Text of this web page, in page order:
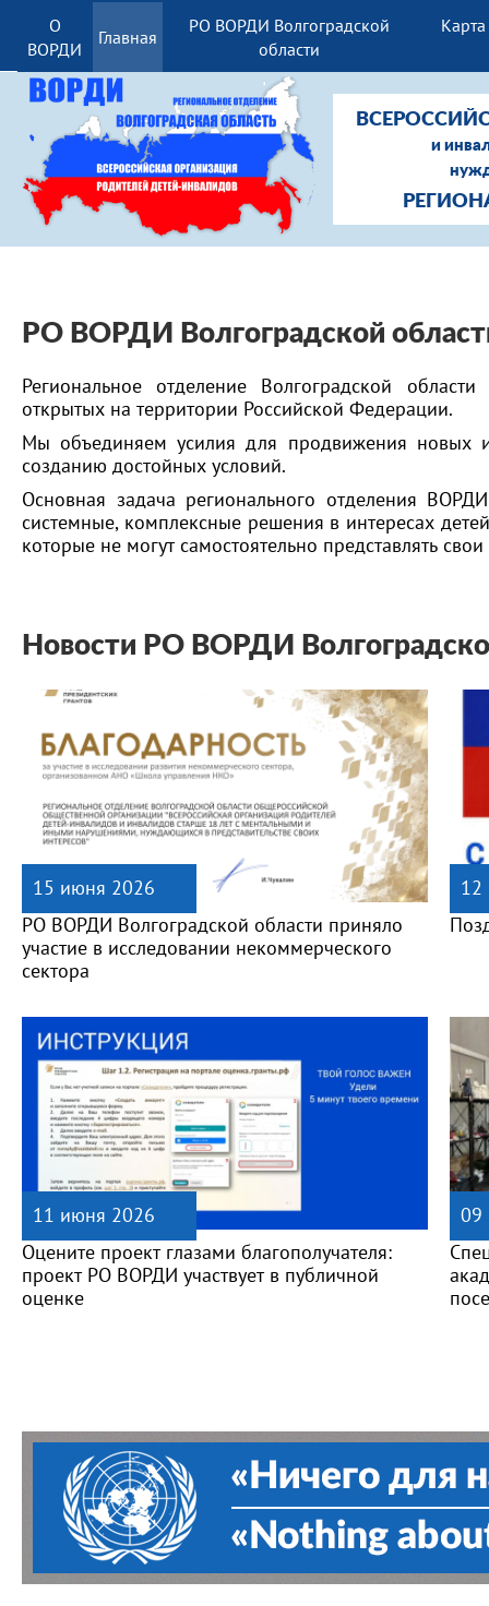
и
О
ВОРДИ
Главная
РО ВОРДИ Волгоградской
области
РО ВОРДИ Волгоградской о
Региональное отделение Волгоградской
открытых на территории Российской Федерации.
Мы объединяем усилия для продвижения новых
созданию достойных условий.
Основная задача регионального отделения
системные, комплексные решения в интересах
которые не могут самостоятельно представлять
Новости РО ВОРДИ
РО ВОРДИ Волгоградской области приняло
участие в исследовании некоммерческого
сектора
15 июня 2026
12
Оцените проект глазами благополучателя:
проект РО ВОРДИ участвует в публичной
оценке
11 июня 2026
09